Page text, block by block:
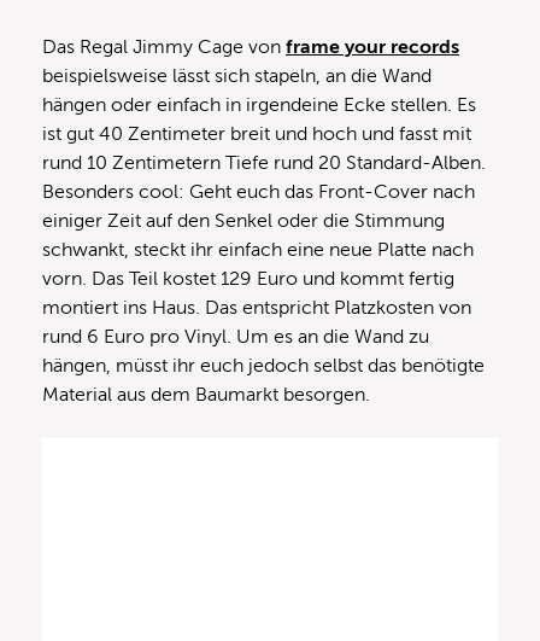
Das Regal Jimmy Cage von frame your records
beispielsweise lässt sich stapeln, an die Wand
hängen oder einfach in irgendeine Ecke stellen. Es
ist gut 40 Zentimeter breit und hoch und fasst mit
rund 10 Zentimetern Tiefe rund 20 Standard-Alben.
Besonders cool: Geht euch das Front-Cover nach
einiger Zeit auf den Senkel oder die Stimmung
schwankt, steckt ihr einfach eine neue Platte nach
vorn. Das Teil kostet 129 Euro und kommt fertig
montiert ins Haus. Das entspricht Platzkosten von
rund 6 Euro pro Vinyl. Um es an die Wand zu
hängen, müsst ihr euch jedoch selbst das benötigte
Material aus dem Baumarkt besorgen.